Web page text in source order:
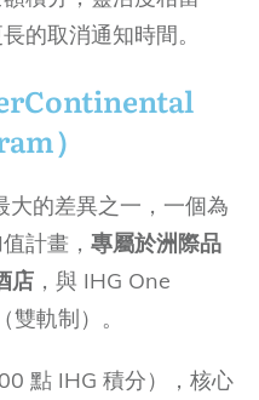
的取消通知時間。
）
大的差異之一，一個為
計畫， 專屬於洲際品
店 ，與 IHG One
軌制）。
點 IHG 積分），核心